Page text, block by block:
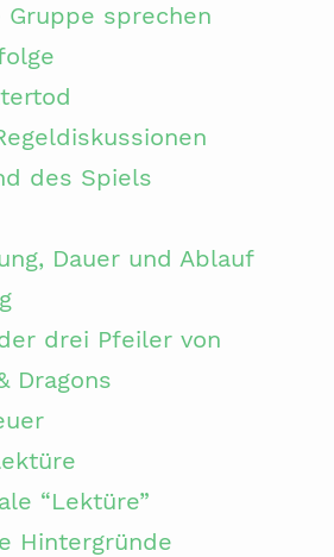
Gruppe sprechen
des Spiels
Dauer und Ablauf
drei Pfeiler von
Dragons
“Lektüre”
Hintergründe